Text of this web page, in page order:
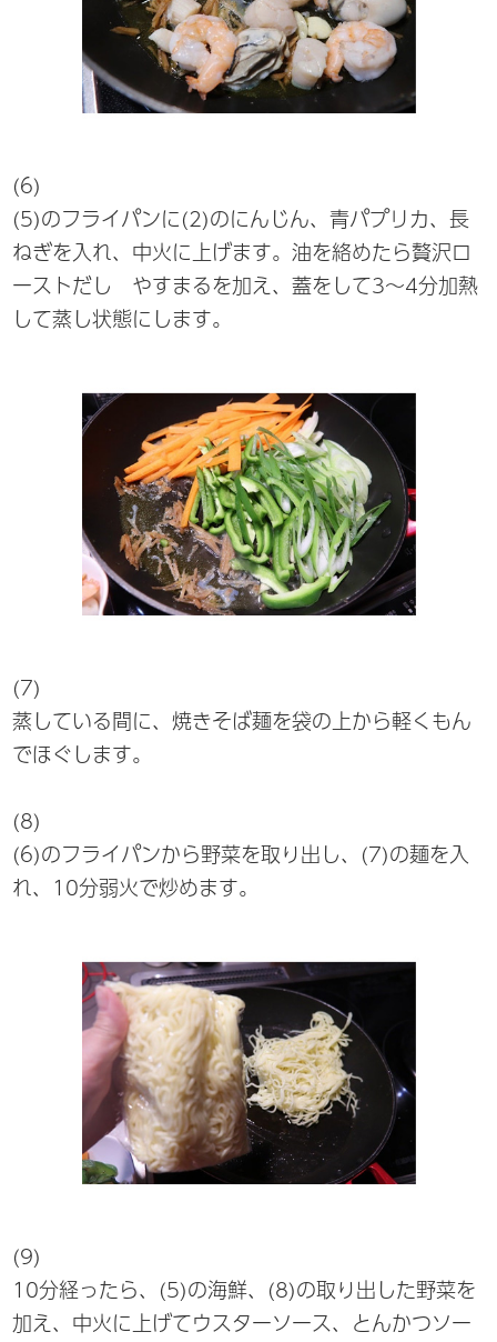
(6)
(5)のフライパンに(2)のにんじん、青パプリカ、長
ねぎを入れ、中火に上げます。油を絡めたら贅沢ロ
ーストだし やすまるを加え、蓋をして3～4分加熱
して蒸し状態にします。
(7)
蒸している間に、焼きそば麺を袋の上から軽くもん
でほぐします。
(8)
(6)のフライパンから野菜を取り出し、(7)の麺を入
れ、10分弱火で炒めます。
(9)
10分経ったら、(5)の海鮮、(8)の取り出した野菜を
加え、中火に上げてウスターソース、とんかつソー